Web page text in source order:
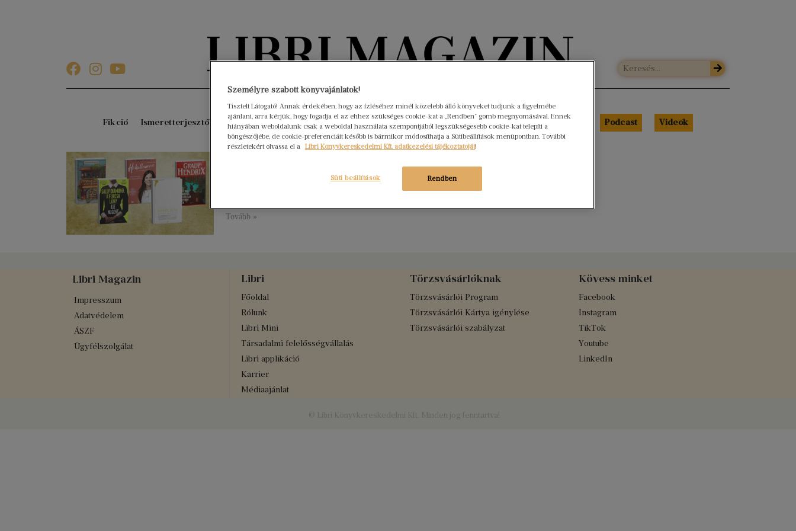
Könyvektől az olvasókig
Fikció Ismeretterjesztő Gyerekkönyvek Interjúk Beleolvasó A hónap könyvei HÍREK Libri Portré Podcast Videók
Nincs hozzászólás
Végre beköszöntött a március és felráz minket téli álomból, egyre inkább
Tovább »
Libri Magazin
Impresszum
Adatvédelem
ÁSZF
Ügyfélszolgálat
Libri
Főoldal
Rólunk
Libri Mini
Társadalmi felelősségvállalás
Libri applikáció
Karrier
Médiaajánlat
Törzsvásárlóknak
Törzsvásárlói Program
Törzsvásárlói Kártya igénylése
Törzsvásárlói szabályzat
Kövess minket
Facebook
Instagram
TikTok
Youtube
LinkedIn
Személyre szabott könyvajánlatok!
Tisztelt Látogató! Annak érdekében, hogy az ízléséhez minél közelebb álló könyveket tudjunk a figyelmébe
ajánlani, arra kérjük, hogy fogadja el az ehhez szükséges cookie-kat a „Rendben” gomb megnyomásával. Ennek
hiányában weboldalunk csak a weboldal használata szempontjából legszükségesebb cookie-kat telepíti a
böngészőjébe, de cookie-preferenciáit később is bármikor módosíthatja a Sütibeállítások menüpontban. További
részletekért olvassa el a Libri Könyvkereskedelmi Kft. adatkezelési tájékoztatóját!
Rendben
Süti beállítások